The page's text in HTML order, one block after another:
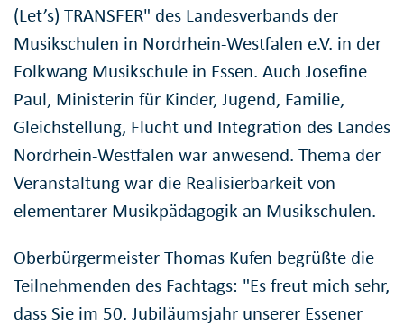
(Let’s) TRANSFER" des Landesverbands der
Musikschulen in Nordrhein-Westfalen e.V. in der
Folkwang Musikschule in Essen. Auch Josefine
Paul, Ministerin für Kinder, Jugend, Familie,
Gleichstellung, Flucht und Integration des Landes
Nordrhein-Westfalen war anwesend. Thema der
Veranstaltung war die Realisierbarkeit von
elementarer Musikpädagogik an Musikschulen.
Oberbürgermeister Thomas Kufen begrüßte die
Teilnehmenden des Fachtags: "Es freut mich sehr,
dass Sie im 50. Jubiläumsjahr unserer Essener